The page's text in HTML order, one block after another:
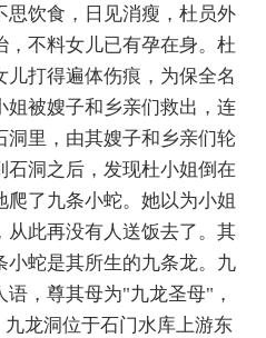
思饮食，日见消瘦，杜员外
，不料女儿已有孕在身。杜
儿打得遍体伤痕，为保全名
姐被嫂子和乡亲们救出，连
洞里，由其嫂子和乡亲们轮
洞之后，发现杜小姐倒在
了九条小蛇。她以为小姐
从此再没有人送饭去了。其
小蛇是其所生的九条龙。九
，尊其母为"九龙圣母"，
龙洞位于石门水库上游东